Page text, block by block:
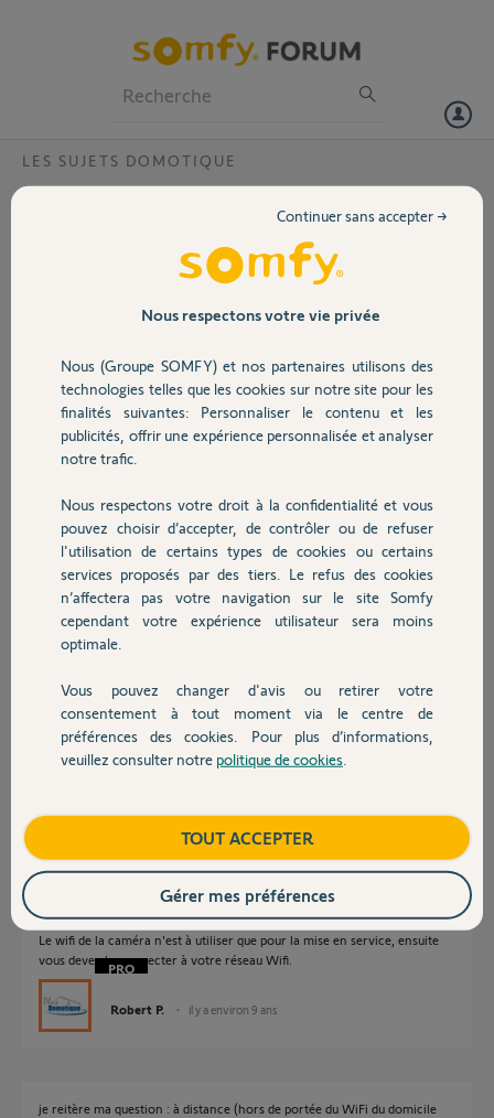
Volet
Sécurité
Domotique
Chauffage
Autres produits
Devis avec un pro
Contact
LES SUJETS DOMOTIQUE
à proximité de mon réseau WiFI je me connecte sans problème à la
caméra mais à distance pas de connexion avec ma caméra
(je n'ai pas de Tahoma)
francis
il y a environ 9 ans
Participer au fil de discussion
Réponses
Bonjour,
A quelle distance max vous ne captez plus la wifi en champ libre ?
Sylvain C.
dès que je ne peux plus avoir accès à mon réseau WiFI
comment faut il se connecter avec le smartphone?
francis il y a environ 9 ans
Bonjour,
Le wifi de la caméra n'est à utiliser que pour la mise en service, ensuite
vous devez la connecter à votre réseau Wifi.
Robert P. il y a environ 9 ans
je reitère ma question : à distance (hors de portée du WiFi du domicile
Nous respectons votre vie privée
Nous (Groupe SOMFY) et nos partenaires utilisons des
technologies telles que les cookies sur notre site pour les
finalités suivantes: Personnaliser le contenu et les
publicités, offrir une expérience personnalisée et analyser
notre trafic.
Nous respectons votre droit à la confidentialité et vous
pouvez choisir d’accepter, de contrôler ou de refuser
l'utilisation de certains types de cookies ou certains
services proposés par des tiers. Le refus des cookies
n’affectera pas votre navigation sur le site Somfy
cependant votre expérience utilisateur sera moins
optimale.
Vous pouvez changer d'avis ou retirer votre
consentement à tout moment via le centre de
préférences des cookies. Pour plus d’informations,
veuillez consulter notre politique de cookies
Continuer sans accepter →
TOUT ACCEPTER
Gérer mes préférences